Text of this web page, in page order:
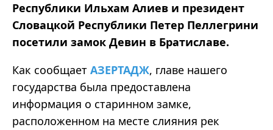
Республики Ильхам Алиев и президент
Словацкой Республики Петер Пеллегрини
посетили замок Девин в Братиславе.
Как сообщает АЗЕРТАДЖ, главе нашего
государства была предоставлена
информация о старинном замке,
расположенном на месте слияния рек